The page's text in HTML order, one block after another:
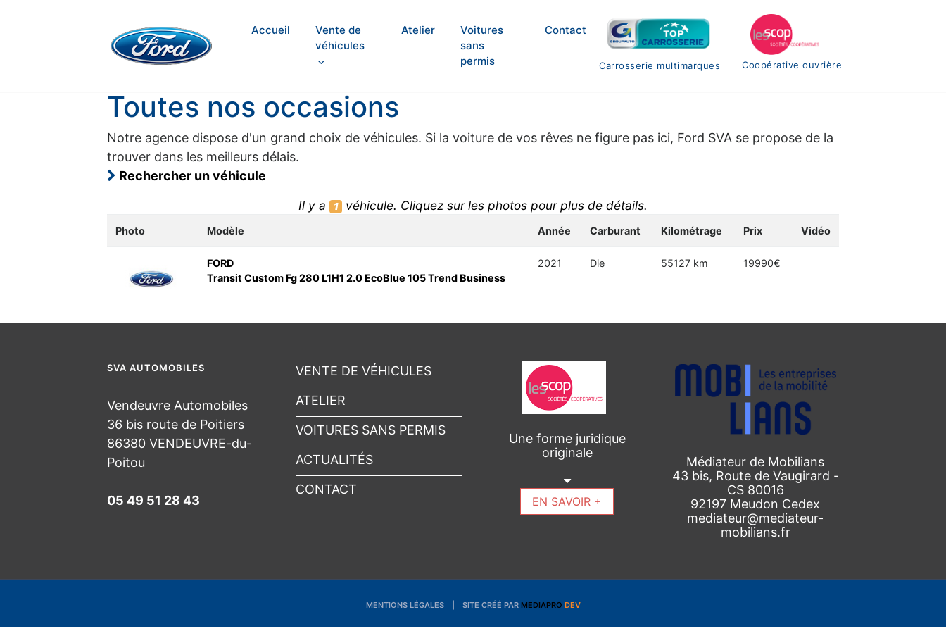
Accueil
Vente de
véhicules
Atelier
Voitures
sans
permis
Contact
Carrosserie multimarques Coopérative ouvrière
Toutes nos occasions
Notre agence dispose d'un grand choix de véhicules. Si la voiture de vos rêves ne figure pas ici, Ford SVA se propose de la
trouver dans les meilleurs délais.
Rechercher un véhicule
Il y a
1 véhicule. Cliquez sur les photos pour plus de détails.
Photo Modèle Année Carburant Kilométrage Prix Vidéo
FORD
Transit Custom Fg 280 L1H1 2.0 EcoBlue 105 Trend Business
2021 Die 55127 km 19990€
SVA AUTOMOBILES
Vendeuvre Automobiles
36 bis route de Poitiers
86380 VENDEUVRE-du-
Poitou
05 49 51 28 43
VENTE DE VÉHICULES
ATELIER
VOITURES SANS PERMIS
ACTUALITÉS
CONTACT
Une forme juridique
originale
EN SAVOIR +
Médiateur de Mobilians
43 bis, Route de Vaugirard -
CS 80016
92197 Meudon Cedex
mediateur@mediateur-
mobilians.fr
MENTIONS LÉGALES SITE CRÉÉ PAR MEDIAPRO DEV